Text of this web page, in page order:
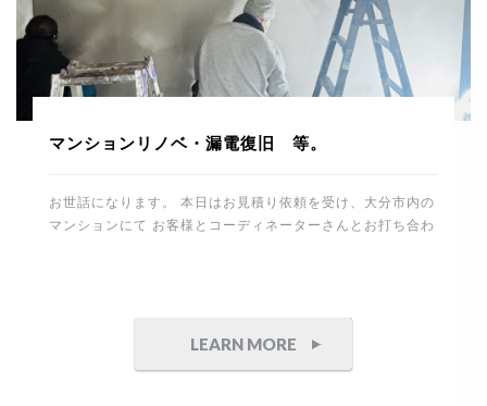
マンションリノベ・漏電復旧 等。
お世話になります。 本日はお見積り依頼を受け、大分市内の
マンションにて お客様とコーディネーターさんとお打ち合わ
で職人さんも専属の方に依頼しております。 重厚感のある石
目とコンクリート調の仕上げ。 完成が楽しみです。 これか
LEARN MORE